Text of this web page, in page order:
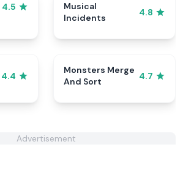
4.5
Musical
Incidents
4.8
4.4
Monsters Merge
And Sort
4.7
Advertisement